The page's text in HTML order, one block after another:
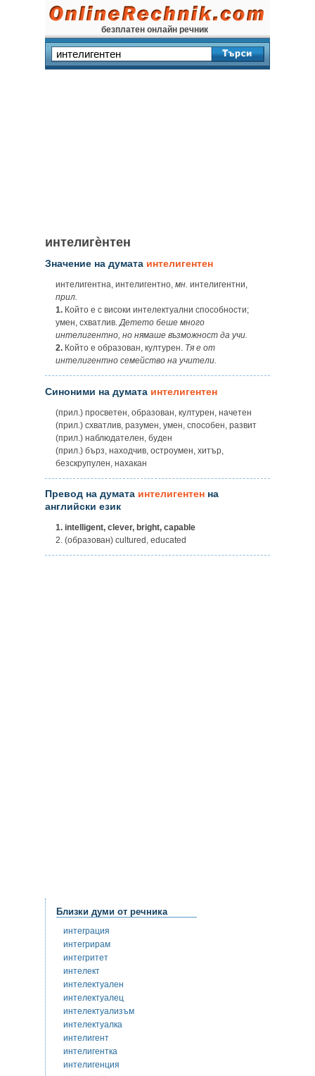
безплатен онлайн речник
интелигѐнтен
Значение на думата интелигентен
интелигентна, интелигентно, мн. интелигентни,
прил.
1. Който е с високи интелектуални способности;
умен, схватлив.Детето беше много
интелигентно, но нямаше възможност да учи.
2. Който е образован, културен. Тя е от
интелигентно семейство на учители.
Синоними на думата интелигентен
(прил.) просветен, образован, културен, начетен
(прил.) схватлив, разумен, умен, способен, развит
(прил.) наблюдателен, буден
(прил.) бърз, находчив, остроумен, хитър,
безскрупулен, нахакан
Превод на думата интелигентен на
английски език
1. intelligent, clever, bright, capable
2. (образован) cultured, educated
Близки думи от речника
интеграция
интегрирам
интегритет
интелект
интелектуален
интелектуалец
интелектуализъм
интелектуалка
интелигент
интелигентка
интелигенция